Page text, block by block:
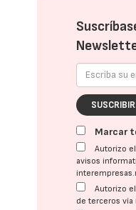
Marcar
Autorizo
avisos
Autorizo
de terceros